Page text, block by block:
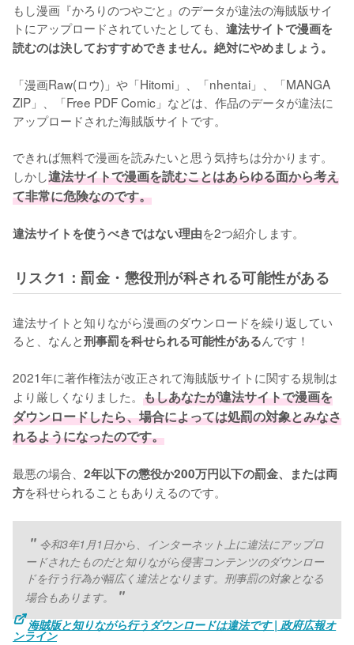
もし漫画『かろりのつやごと』のデータが違法の海賊版サイ
トにアップロードされていたとしても、 違法サイトで漫画を
読むのは決しておすすめできません。絶対にやめましょう。
「漫画Raw(ロウ)」や「Hitomi」、「nhentai」、「MANGA
ZIP」、「Free PDF Comic」などは、作品のデータが違法に
アップロードされた海賊版サイトです。
できれば無料で漫画を読みたいと思う気持ちは分かります。
しかし違法サイトで漫画を読むことはあらゆる面から考え
て非常に危険なのです。
違法サイトを使うべきではない理由を2つ紹介します。
リスク1：罰金・懲役刑が科される可能性がある
違法サイトと知りながら漫画のダウンロードを繰り返してい
ると、なんと刑事罰を科せられる可能性があるんです！
2021年に著作権法が改正されて海賊版サイトに関する規制は
より厳しくなりました。 もしあなたが違法サイトで漫画を
ダウンロードしたら、場合によっては処罰の対象とみなさ
れるようになったのです。
最悪の場合、 2年以下の懲役か200万円以下の罰金、または両
方を科せられることもありえるのです。
令和3年1月1日から、インターネット上に違法にアップロ
ードされたものだと知りながら侵害コンテンツのダウンロー
ドを行う行為が幅広く違法となります。刑事罰の対象となる
場合もあります。
海賊版と知りながら行うダウンロードは違法です | 政府広報オ
ンライン